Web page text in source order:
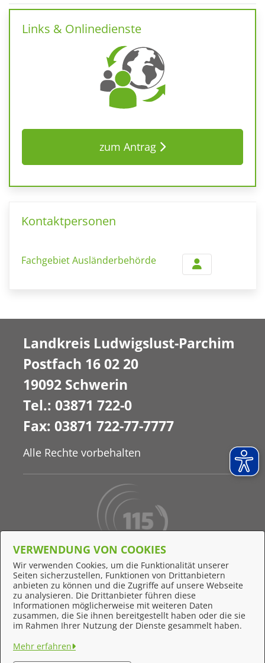
Links & Onlinedienste
zum Antrag
Kontaktpersonen
Fachgebiet Ausländerbehörde
Behördennummer 115
Online-Support
Landkreis Ludwigslust-Parchim
Postfach 16 02 20
19092 Schwerin
Tel.: 03871 722-0
Fax: 03871 722-77-7777
Alle Rechte vorbehalten
Feedback
Impressum
VERWENDUNG VON COOKIES
Wir verwenden Cookies, um die Funktionalität unserer
Seiten sicherzustellen, Funktionen von Drittanbietern
anbieten zu können und die Zugriffe auf unsere Webseite
zu analysieren. Die Drittanbieter führen diese
Informationen möglicherweise mit weiteren Daten
zusammen, die Sie ihnen bereitgestellt haben oder die sie
im Rahmen Ihrer Nutzung der Dienste gesammelt haben.
Mehr erfahren